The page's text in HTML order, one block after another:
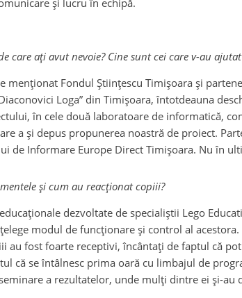
care ați avut nevoie? Cine sunt cei care v-au
menționat Fondul Științescu Timișoara și
Loga” din Timișoara, întotdeauna
în cele două laboratoare de informatică,
a și depus propunerea noastră de proiect.
de Informare Europe Direct Timișoara. Nu în
și cum au reacționat copiii?
dezvoltate de specialiștii Lego
modul de funcționare și control al
au fost foarte receptivi, încântați de faptul că
că se întâlnesc prima oară cu limbajul de
a rezultatelor, unde mulți dintre ei și-